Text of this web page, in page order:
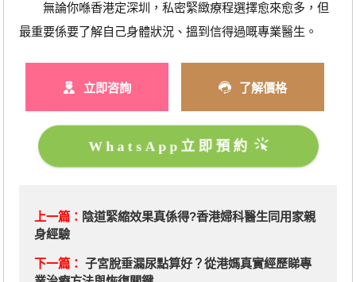
無論你喺香港定深圳，私密緊緻療程選擇愈來愈多，但
最重要係要了解自己身體狀況、搵到信得過嘅專業醫生。
立即咨詢 了解價格
WhatsApp立即預約
上一篇： 陰道緊縮效果真係得?香港婦科醫生同用家親
身經驗
下一篇： 子宮脫垂漏尿點算好？從港媽真實經歷睇專